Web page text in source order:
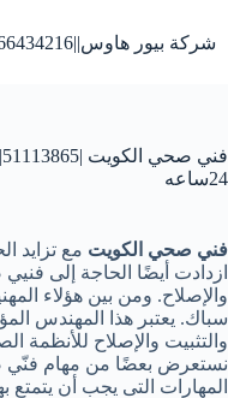
إلى
المحتوى
شركة بيور هاوس||66434216||خدمه 24ساعه
24ساعه
فني صحي الكويت مع تزايد
ازدادت أيضًا الحاجة إلى
والإصلاح. ومن بين هؤلاء
سباك. يعتبر هذا المهندس
والتثبيت والإصلاح للأنظمة
نستعرض بعضًا من مهام
المهارات التى يجب أن